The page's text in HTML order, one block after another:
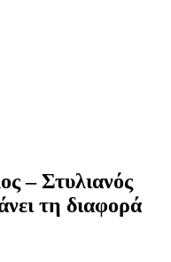
– Στυλιανός
τη διαφορά